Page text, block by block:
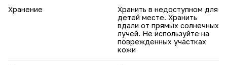
Хранение
Хранить в недоступном для
детей месте. Хранить
вдали от прямых солнечных
лучей. Не используйте на
поврежденных участках
кожи